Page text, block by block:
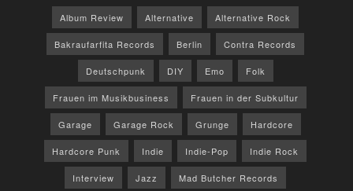
Album Review Alternative Alternative Rock
Bakraufarfita Records Berlin Contra Records
Deutschpunk DIY Emo Folk
Frauen im Musikbusiness Frauen in der Subkultur
Garage Garage Rock Grunge Hardcore
Hardcore Punk Indie Indie-Pop Indie Rock
Interview Jazz Mad Butcher Records